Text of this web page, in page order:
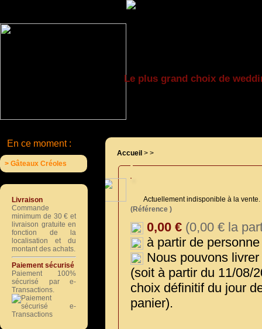
Le plus grand choix de
Accueil > >
Actuellement indisponible à la vente.
(Référence )
0,00 € (0,00 € la
à partir de personne
Nous pouvons
(soit à partir du 11/08/
choix définitif du jour
panier).
En ce moment :
> Gâteaux Créoles
Livraison
Commande
minimum de 30 € et
livraison gratuite en
fonction de la
localisation et du
montant des achats.
Paiement sécurisé
Paiement 100%
sécurisé par e-
Transactions.